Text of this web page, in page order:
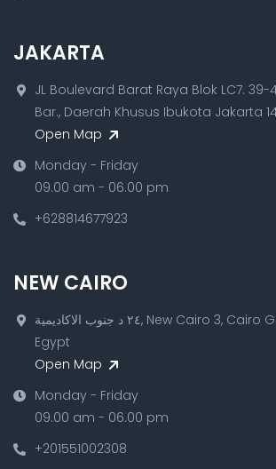
JAKARTA
JL Boulevard Barat Raya Blok LC7. 39-
Bar., Daerah Khusus Ibukota Jakarta
Open Map
Monday - Friday
09.00 am - 06.00 pm
+628814677923
NEW CAIRO
٢٤ د جنوب الاكاديمية, New Cairo 3, Cairo Governorate,
Egypt
Open Map
Monday - Friday
09.00 am - 06.00 pm
+201551002308